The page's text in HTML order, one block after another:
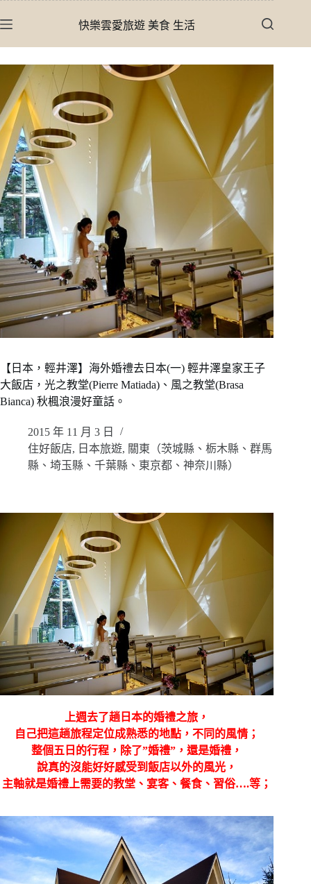
至
容
快樂雲愛旅遊 美食 生活
【日本，輕井澤】海外婚禮去日本(一) 輕井澤皇家王子
大飯店，光之教堂(Pierre Matiada)、風之教堂(Brasa
Bianca) 秋楓浪漫好童話。
2015 年 11 月 3 日
住好飯店, 日本旅遊, 關東（茨城縣、栃木縣、群馬
縣、埼玉縣、千葉縣、東京都、神奈川縣）
上週去了趟日本的婚禮之旅，
自己把這趟旅程定位成熟悉的地點，不同的風情；
整個五日的行程，除了”婚禮”，還是婚禮，
說真的沒能好好感受到飯店以外的風光，
主軸就是婚禮上需要的教堂、宴客、餐食、習俗….等；